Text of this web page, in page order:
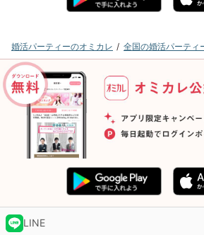
婚活パーティーのオミカレ 全国の婚活パーティ
LINE